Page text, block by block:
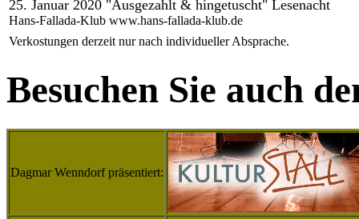
25. Januar 2020 "Ausgezahlt & hingetuscht" Lesenacht
Hans-Fallada-Klub www.hans-fallada-klub.de
Verkostungen derzeit nur nach individueller Absprache.
Besuchen Sie auch
Dagmar Wenndorf präsentiert: